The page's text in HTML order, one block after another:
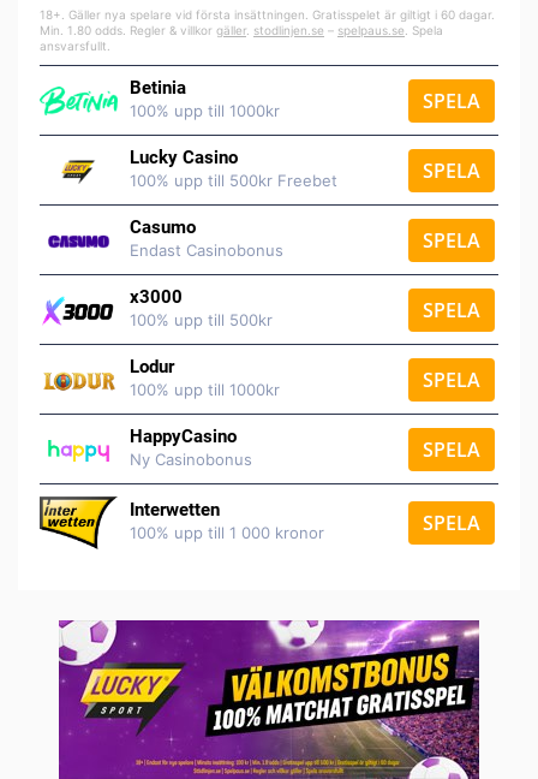
18+. Gäller nya spelare vid första insättningen. Gratisspelet är giltigt i 60 dagar.
Min. 1.80 odds. Regler & villkor gäller stodlinjen.se – spelpaus.se . Spela
ansvarsfullt.
Betinia
100% upp till 1000kr SPELA
Lucky Casino
100% upp till 500kr Freebet SPELA
Casumo
Endast Casinobonus SPELA
x3000
100% upp till 500kr SPELA
Lodur
100% upp till 1000kr SPELA
HappyCasino
Ny Casinobonus SPELA
Interwetten
100% upp till 1 000 kronor SPELA